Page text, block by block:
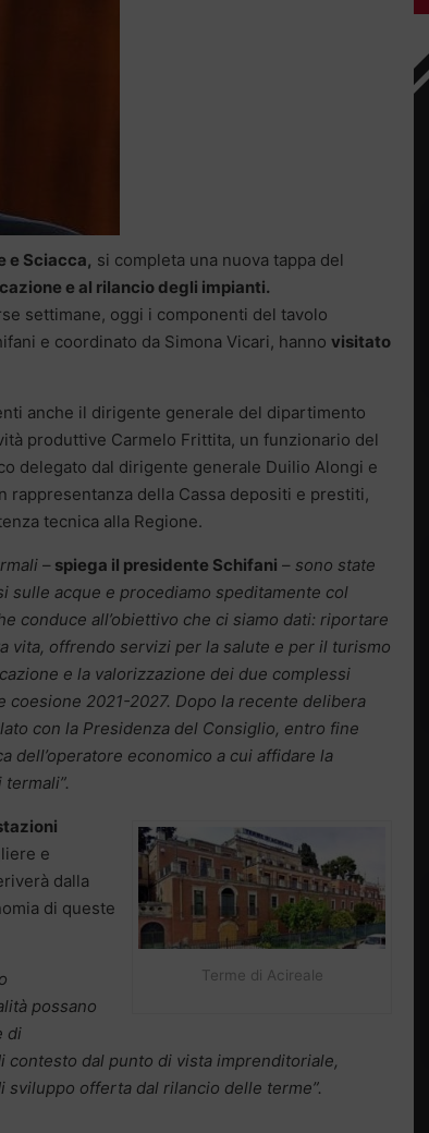
e Sciacca, si completa una nuova tappa del
e al rilancio degli impianti.
settimane, oggi i componenti del tavolo
e coordinato da Simona Vicari, hanno visitato
anche il dirigente generale del dipartimento
produttive Carmelo Frittita, un funzionario del
delegato dal dirigente generale Duilio Alongi e
rappresentanza della Cassa depositi e prestiti,
tecnica alla Regione.
– spiega il presidente Schifani – sono state
sulle acque e procediamo speditamente col
conduce all’obiettivo che ci siamo dati: riportare
vita, offrendo servizi per la salute e per il turismo
e la valorizzazione dei due complessi
2021-2027. Dopo la recente delibera
con la Presidenza del Consiglio, entro fine
dell’operatore economico a cui affidare la
Terme di Acireale
e
dalla
di queste
possano
di
dal punto di vista imprenditoriale,
offerta dal rilancio delle terme”.